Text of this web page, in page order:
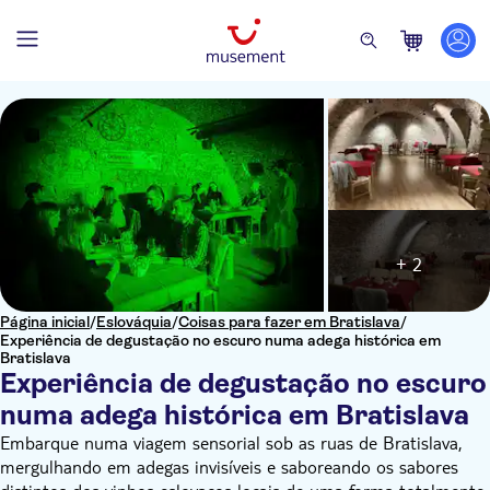
Página inicial/Eslováquia/Coisas para fazer em Bratislava/
Experiência de degustação no escuro numa adega histórica em
Bratislava
Experiência de degustação no escuro
numa adega histórica em Bratislava
+ 2
Embarque numa viagem sensorial sob as ruas de Bratislava,
mergulhando em adegas invisíveis e saboreando os sabores